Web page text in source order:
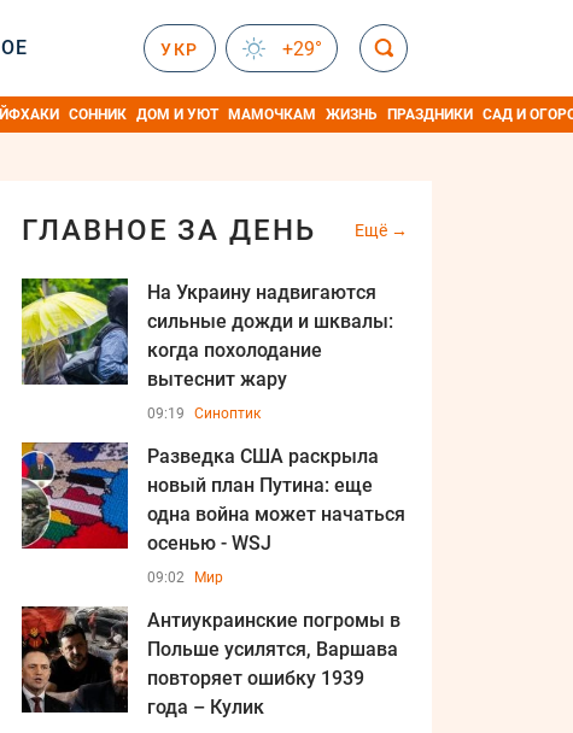
УКР +29°
СОННИК ДОМ И УЮТ МАМОЧКАМ ЖИЗНЬ ПРАЗДНИКИ САД И
ГЛАВНОЕ ЗА ДЕНЬ Ещё
На Украину надвигаются
сильные дожди и шквалы:
когда похолодание
вытеснит жару
09:19 Синоптик
Разведка США раскрыла
новый план Путина: еще
одна война может начаться
осенью - WSJ
09:02 Мир
Антиукраинские погромы в
Польше усилятся, Варшава
повторяет ошибку 1939
года – Кулик